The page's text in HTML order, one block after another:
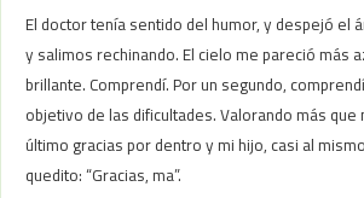
El doctor tenía sentido del humor, y despejó el
y salimos rechinando. El cielo me pareció más
brillante. Comprendí. Por un segundo,
objetivo de las dificultades. Valorando más que
último gracias por dentro y mi hijo, casi al
quedito: “Gracias, ma”.